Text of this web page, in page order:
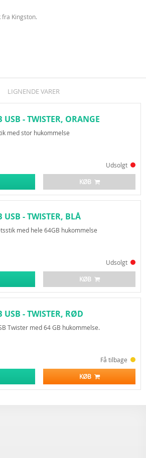
fra Kingston.
LIGNENDE VARER
USB - TWISTER, ORANGE
med stor hukommelse
Udsolgt
KØB
USB - TWISTER, BLÅ
med hele 64GB hukommelse
Udsolgt
KØB
USB - TWISTER, RØD
Twister med 64 GB hukommelse.
Få tilbage
KØB